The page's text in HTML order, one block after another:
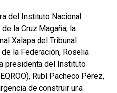
del Instituto Nacional
la Cruz Magaña; la
Xalapa del Tribunal
la Federación, Roselia
presidenta del Instituto
Rubí Pacheco Pérez,
de construir una